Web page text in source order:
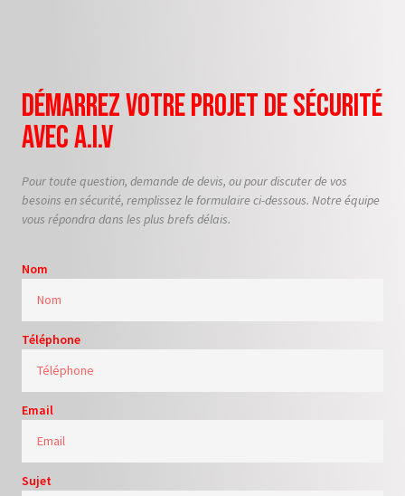
Démarrez Votre Projet de Sécurité
avec A.I.V
Pour toute question, demande de devis, ou pour discuter de vos
besoins en sécurité, remplissez le formulaire ci-dessous. Notre équipe
vous répondra dans les plus brefs délais.
Nom
Téléphone
Email
Sujet